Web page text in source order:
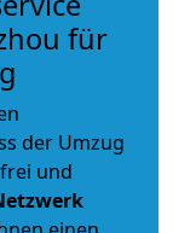
für
der Umzug
und